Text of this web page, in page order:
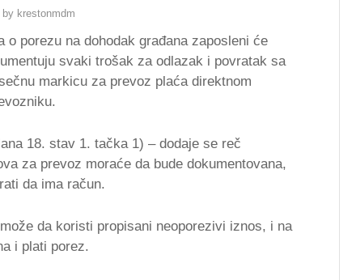
by krestonmdm
o porezu na dohodak građana zaposleni će
svaki trošak za odlazak i povratak sa
markicu za prevoz plaća direktnom
18. stav 1. tačka 1) – dodaje se reč
za prevoz moraće da bude dokumentovana,
da ima račun.
da koristi propisani neoporezivi iznos, i na
i plati porez.